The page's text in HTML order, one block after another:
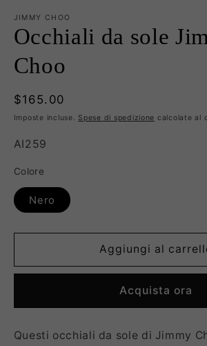
JIMMY CHOO
Occhiali da sole
Choo
Prezzo
di
$165.00
Imposte incluse. Spese di spedizione calcolate al
SKU:
AI259
Colore
Nero
Aggiungi al
Acquista ora
Questi occhiali da sole di Jimmy